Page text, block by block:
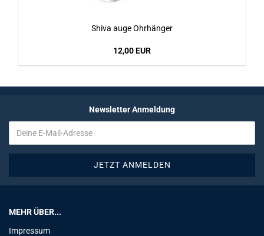
Shiva auge Ohr­hän­ger
12,00 EUR
Newsletter Anmeldung
MEHR ÜBER...
Impressum